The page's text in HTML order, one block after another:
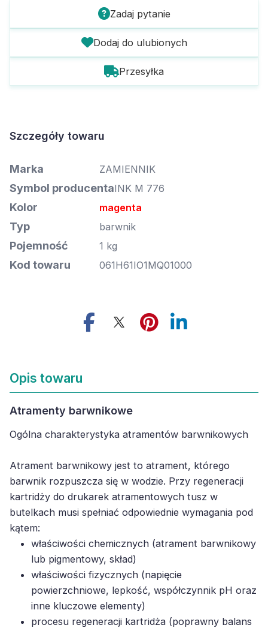
Zadaj pytanie
Dodaj do ulubionych
Przesyłka
Szczegóły towaru
Marka ZAMIENNIK
Symbol producentaINK M 776
Kolor magenta
Typ barwnik
Pojemność 1 kg
Kod towaru 061H61IO1MQ01000
Opis towaru
Atramenty barwnikowe
Ogólna charakterystyka atramentów barwnikowych
Atrament barwnikowy jest to atrament, którego
barwnik rozpuszcza się w wodzie. Przy regeneracji
kartridży do drukarek atramentowych tusz w
butelkach musi spełniać odpowiednie wymagania pod
kątem:
właściwości chemicznych (atrament barwnikowy
lub pigmentowy, skład)
właściwości fizycznych (napięcie
powierzchniowe, lepkość, współczynnik pH oraz
inne kluczowe elementy)
procesu regeneracji kartridża (poprawny balans